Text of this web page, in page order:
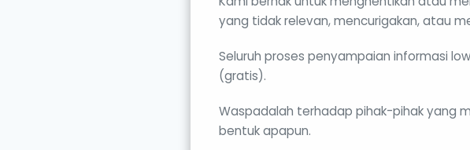
yang tidak relevan, mencurigakan, atau
Seluruh proses penyampaian informasi
(gratis).
Waspadalah terhadap pihak-pihak yang
bentuk apapun.